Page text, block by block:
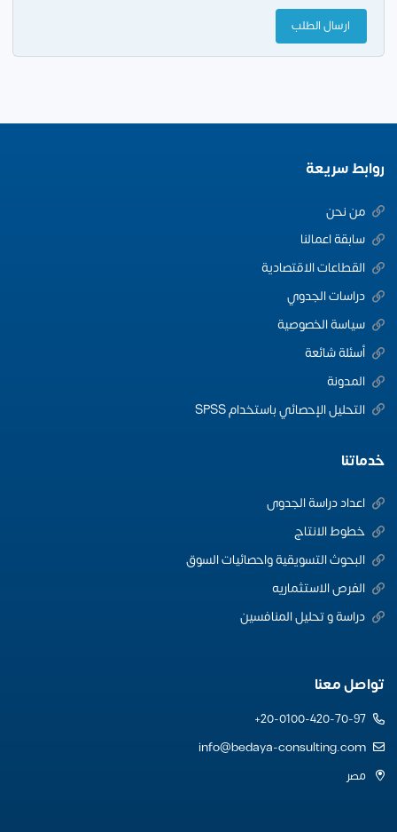
روابط سريعة
من نحن
سابقة اعمالنا
القطاعات الاقتصادية
دراسات الجدوي
سياسة الخصوصية
أسئلة شائعة
المدونة
التحليل الإحصائي باستخدام SPSS
خدماتنا
اعداد دراسة الجدوى
خطوط الانتاج
البحوث التسويقية واحصائيات السوق
الفرص الاستثماريه
دراسة و تحليل المنافسين
تواصل معنا
20-0100-420-70-97+
info@bedaya-consulting.com
مصر